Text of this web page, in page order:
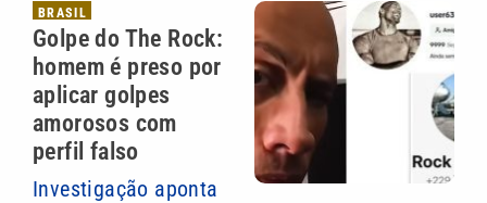
BRASIL
Golpe do The Rock:
homem é preso por
aplicar golpes
amorosos com
perfil falso
Investigação aponta